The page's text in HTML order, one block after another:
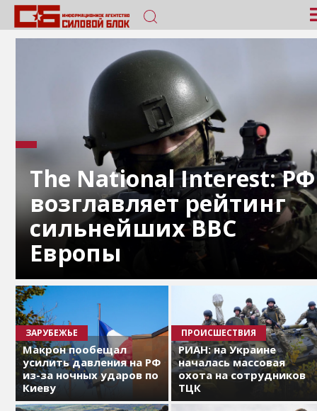
The National Interest: РФ
возглавляет рейтинг
сильнейших ВВС
Европы
ЗАРУБЕЖЬЕ
Макрон пообещал
усилить давления на РФ
из-за ночных ударов по
Киеву
ПРОИСШЕСТВИЯ
РИАН: на Украине
началась массовая
охота на сотрудников
ТЦК